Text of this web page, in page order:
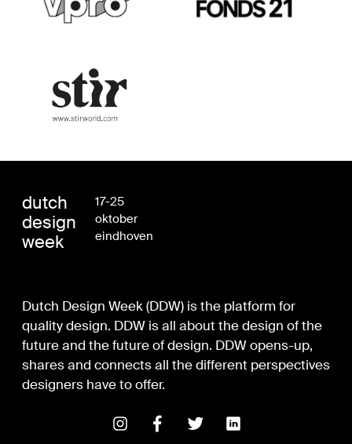
dutch
design
week
17-25
oktober
eindhoven
Dutch Design Week (DDW) is the platform for
quality design. DDW is all about the design of the
future and the future of design. DDW opens-up,
shares and connects all the different perspectives
designers have to offer.